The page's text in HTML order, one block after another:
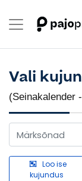
Vali
(Seinakalender
Loo ise
kujundus